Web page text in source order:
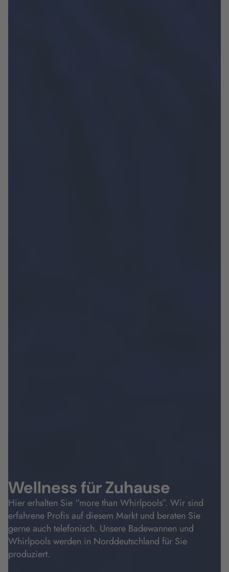
Wellness für Zuhause
Hier erhalten Sie “more than Whirlpools”. Wir sind
erfahrene Profis auf diesem Markt und beraten Sie
gerne auch telefonisch. Unsere Badewannen und
Whirlpools werden in Norddeutschland für Sie
produziert.